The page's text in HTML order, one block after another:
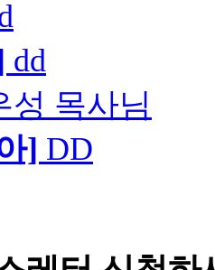
dd
성 목사님
] DD